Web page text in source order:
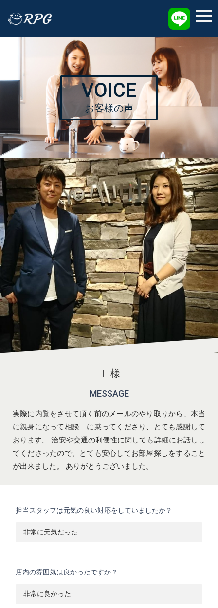
VOICE
お客様の声
Ｉ 様
MESSAGE
実際に内覧をさせて頂く前のメールのやり取りから、本当
に親身になって相談 に乗ってくださり、とても感謝して
おります。 治安や交通の利便性に関しても詳細にお話しし
てくださったので、とても安心してお部屋探しをすること
が出来ました。 ありがとうございました。
担当スタッフは元気の良い対応をしていましたか？
非常に元気だった
店内の雰囲気は良かったですか？
非常に良かった